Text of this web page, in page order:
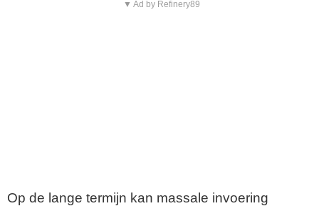
▼ Ad by Refinery89
Op de lange termijn kan massale invoering